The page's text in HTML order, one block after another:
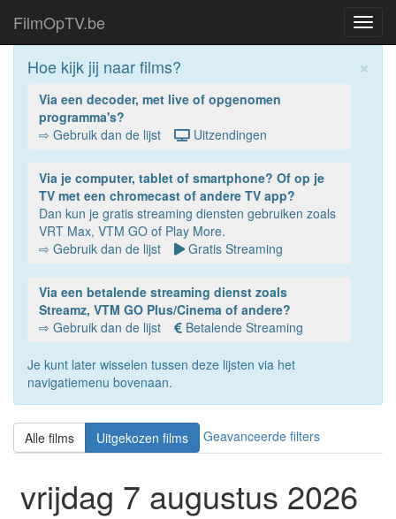
FilmOpTV.be
×
Hoe kijk jij naar films?
Via een decoder, met live of opgenomen
programma's?
⇨ Gebruik dan de lijst
Uitzendingen
Via je computer, tablet of smartphone? Of op je
TV met een chromecast of andere TV app?
Dan kun je gratis streaming diensten gebruiken zoals
VRT Max, VTM GO of Play More.
⇨ Gebruik dan de lijst
Gratis Streaming
Via een betalende streaming dienst zoals
Streamz, VTM GO Plus/Cinema of andere?
⇨ Gebruik dan de lijst
Betalende Streaming
Je kunt later wisselen tussen deze lijsten via het
navigatiemenu bovenaan.
Alle films Uitgekozen films Geavanceerde filters
vrijdag 7 augustus 2026